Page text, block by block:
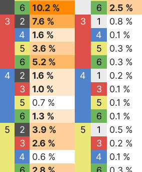
6
10.2 %
3
2
7.6 %
4
1.6 %
5
3.6 %
6
5.2 %
4
2
1.6 %
3
1.0 %
5
0.7 %
6
1.3 %
5
2
3.9 %
3
2.6 %
4
0.6 %
6
2.5 %
3
1
0.8 %
4
0.1 %
5
0.3 %
6
0.3 %
4
1
0.2 %
3
0.1 %
5
0.1 %
6
0.1 %
5
1
0.5 %
3
0.2 %
4
0.1 %